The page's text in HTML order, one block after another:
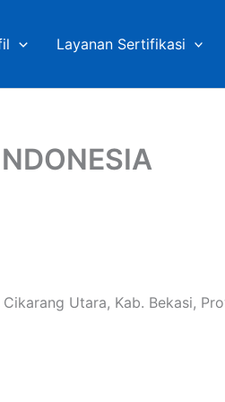
Layanan Sertifikasi
Cikarang Utara, Kab. Bekasi,